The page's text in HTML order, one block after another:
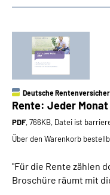
Deutsche
Rente: Jeder
PDF, 766KB, Datei ist
Über den Warenkorb
"Für die Rente zählen
Broschüre räumt mit